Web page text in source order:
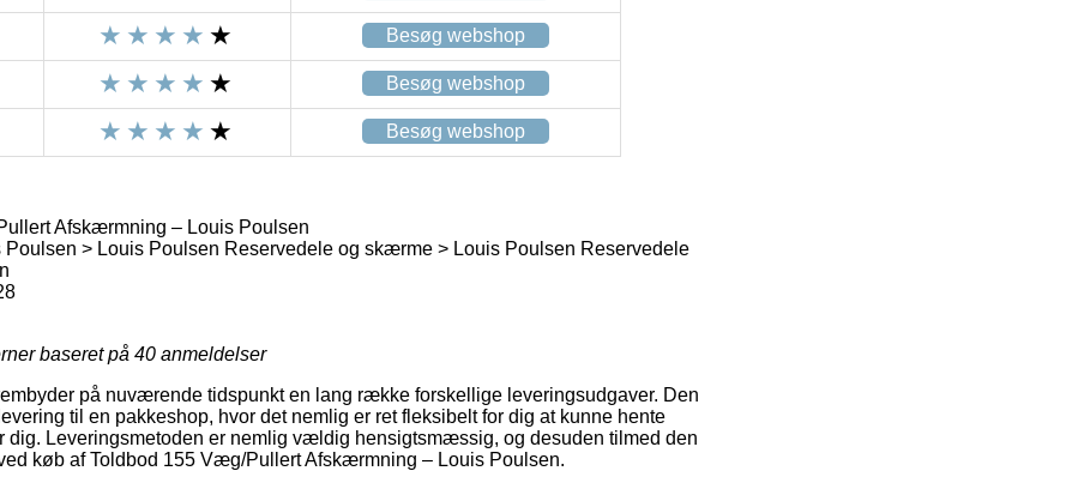
Besøg webshop
Besøg webshop
Besøg webshop
Afskærmning – Louis Poulsen
> Louis Poulsen Reservedele og skærme > Louis Poulsen Reservedele
baseret på 40 anmeldelser
på nuværende tidspunkt en lang række forskellige leveringsudgaver. Den
til en pakkeshop, hvor det nemlig er ret fleksibelt for dig at kunne hente
dig. Leveringsmetoden er nemlig vældig hensigtsmæssig, og desuden tilmed den
køb af Toldbod 155 Væg/Pullert Afskærmning – Louis Poulsen.